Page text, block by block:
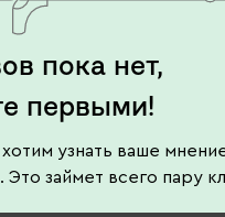
пока нет,
первыми!
узнать ваше
Это займет всего пару